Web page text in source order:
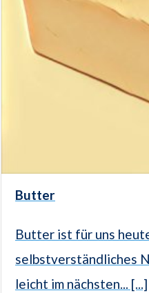
Butter
Butter ist für uns
selbstverständliches
leicht im nächsten... [...]